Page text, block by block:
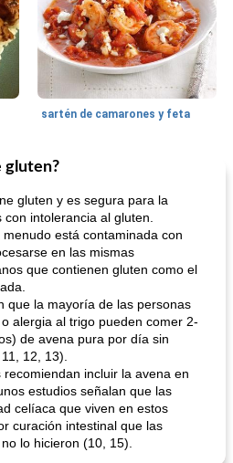
sartén de camarones y feta
sopa de lentejas negras del chef john
Bollos
gluten?
gluten y es segura para la
intolerancia al gluten.
está contaminada con
en las mismas
que contienen gluten como el
que la mayoría de las personas
alergia al trigo pueden comer 2-
de avena pura por día sin
12, 13).
incluir la avena en
estudios señalan que las
celíaca que viven en estos
curación intestinal que las
lo hicieron (10, 15).